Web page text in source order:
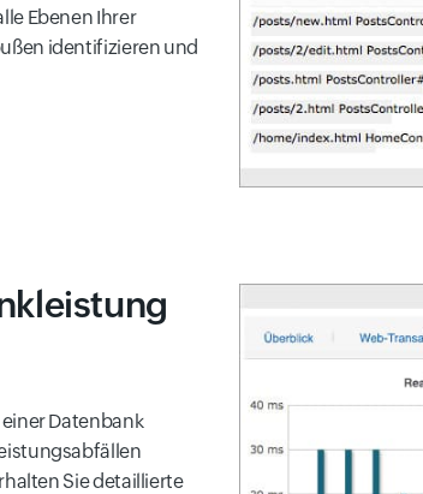
Ebenen Ihrer
identifizieren und
Datenbank
Sie detaillierte